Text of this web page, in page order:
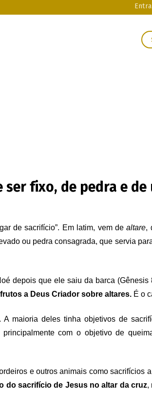
fixo, de pedra e de
de sacrifício”. Em latim, vem dealtare,
ou pedra consagrada, que servia
depois que ele saiu da barca (Gênesis
a Deus Criador sobre altares. É o
maioria deles tinha objetivos de
com o objetivo de
e outros animais como sacrifícios
do sacrifício de Jesus no altar da cruz,